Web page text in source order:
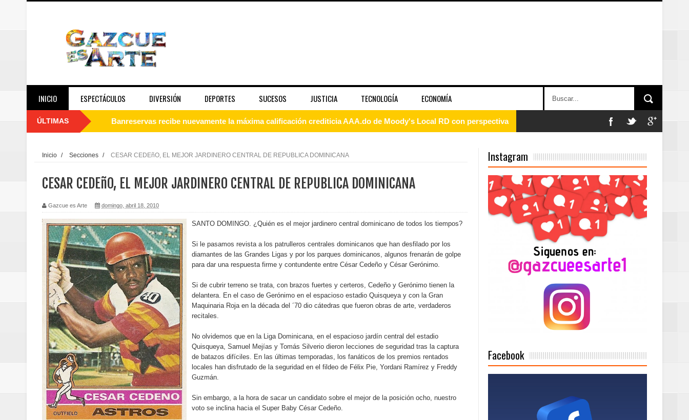
INICIO ESPECTÁCULOS DIVERSIÓN DEPORTES SUCESOS JUSTICIA TECNOLOGÍA ECONOMÍA
ÚLTIMAS Juan Luis Guerra se acompaña del coro “Más que Vencedores” y nos regala el “Canto a la Patria” en la clausura
Embajada dominicana en Francia y Banreservas lanzan convocatoria para residencias artísticas en París
Pavel Núñez y su Bipolarband deslumbran con una noche de fusiones e invitados de lujo en el Hard Rock Café
Banreservas y Banco Popular abordan retos y oportunidades del sistema financiero nacional
“Los Rechazados 2” llega a los cines impulsada por la franquicia dominicana más taquillera del 2025
Designan a Angelina Biviana Riveiro como vicepresidenta ejecutiva de Fiduciaria Reservas
Humano Seguros inaugura nueva localidad de Oficina Regional Este en La Romana
Banreservas destina RD$5,000 millones para emprendedoras en la segunda edición del Summit Mujer Pymes
Sexappeal celebra 25 años de trayectoria artística con nuevo álbum, renovación de su equipo y conciertos
conmemorativos
Maridalia Hernández y El Canario se unen al regreso de Pavel Núñez y su “Bipolarband” a Hard Rock Café Santo
Inicio / Secciones / CESAR CEDEñO, EL MEJOR JARDINERO CENTRAL DE REPUBLICA DOMINICANA
CESAR CEDEñO, EL MEJOR JARDINERO CENTRAL DE REPUBLICA DOMINICANA
Gazcue es Arte domingo, abril 18, 2010
SANTO DOMINGO. ¿Quién es el mejor jardinero central dominicano de todos los tiempos?
Si le pasamos revista a los patrulleros centrales dominicanos que han desfilado por los
diamantes de las Grandes Ligas y por los parques dominicanos, algunos frenarán de golpe
para dar una respuesta firme y contundente entre César Cedeño y César Gerónimo.
Si de cubrir terreno se trata, con brazos fuertes y certeros, Cedeño y Gerónimo tienen la
delantera. En el caso de Gerónimo en el espacioso estadio Quisqueya y con la Gran
Maquinaria Roja en la década del ´70 dio cátedras que fueron obras de arte, verdaderos
recitales.
No olvidemos que en la Liga Dominicana, en el espacioso jardín central del estadio
Quisqueya, Samuel Mejías y Tomás Silverio dieron lecciones de seguridad tras la captura
de batazos difíciles. En las últimas temporadas, los fanáticos de los premios rentados
locales han disfrutado de la seguridad en el fildeo de Félix Pie, Yordani Ramírez y Freddy
Guzmán.
Sin embargo, a la hora de sacar un candidato sobre el mejor de la posición ocho, nuestro
voto se inclina hacia el Super Baby César Cedeño.
Instagram
Facebook